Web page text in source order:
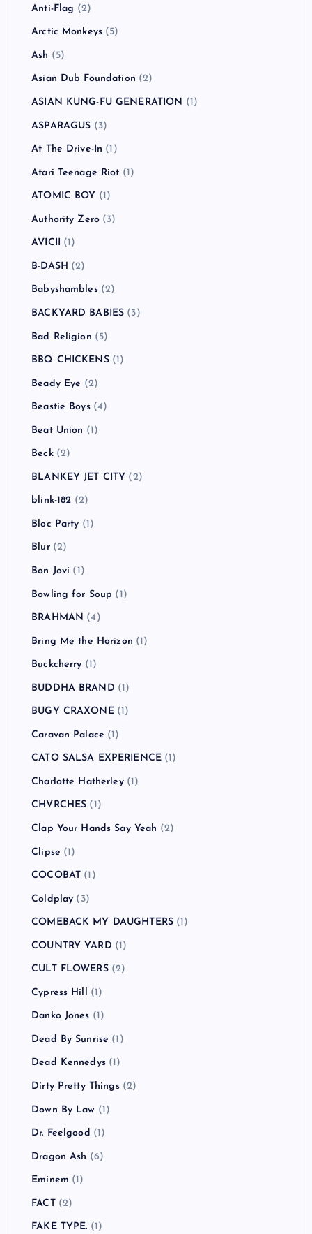
Anti-Flag (2)
Arctic Monkeys (5)
Ash (5)
Asian Dub Foundation (2)
ASIAN KUNG-FU GENERATION (1)
ASPARAGUS (3)
At The Drive-In (1)
Atari Teenage Riot (1)
ATOMIC BOY (1)
Authority Zero (3)
AVICII (1)
B-DASH (2)
Babyshambles(2)
BACKYARD BABIES (3)
Bad Religion (5)
BBQ CHICKENS(1)
Beady Eye (2)
Beastie Boys(4)
Beat Union (1)
Beck(2)
BLANKEY JET CITY (2)
blink-182 (2)
Bloc Party (1)
Blur(2)
Bon Jovi (1)
Bowling for Soup (1)
BRAHMAN (4)
Bring Me the Horizon (1)
Buckcherry (1)
BUDDHA BRAND (1)
BUGY CRAXONE(1)
Caravan Palace (1)
CATO SALSA EXPERIENCE (1)
Charlotte Hatherley(1)
CHVRCHES (1)
Clap Your Hands Say Yeah (2)
Clipse (1)
COCOBAT (1)
Coldplay (3)
COMEBACK MY DAUGHTERS (1)
COUNTRY YARD (1)
CULT FLOWERS(2)
Cypress Hill (1)
Danko Jones (1)
Dead By Sunrise (1)
Dead Kennedys(1)
Dirty Pretty Things(2)
Down By Law (1)
Dr. Feelgood (1)
Dragon Ash (6)
Eminem (1)
FACT(2)
FAKE TYPE. (1)